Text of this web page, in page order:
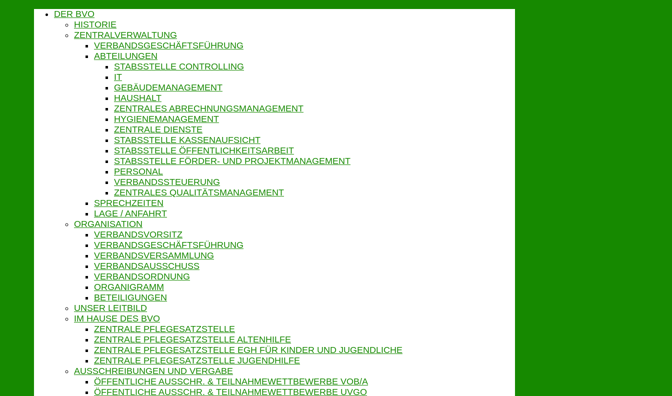
DER BVO
HISTORIE
ZENTRALVERWALTUNG
VERBANDSGESCHÄFTSFÜHRUNG
ABTEILUNGEN
STABSSTELLE CONTROLLING
IT
GEBÄUDEMANAGEMENT
HAUSHALT
ZENTRALES ABRECHNUNGSMANAGEMENT
HYGIENEMANAGEMENT
ZENTRALE DIENSTE
STABSSTELLE KASSENAUFSICHT
STABSSTELLE ÖFFENTLICHKEITSARBEIT
STABSSTELLE FÖRDER- UND PROJEKTMANAGEMENT
PERSONAL
VERBANDSSTEUERUNG
ZENTRALES QUALITÄTSMANAGEMENT
SPRECHZEITEN
LAGE / ANFAHRT
ORGANISATION
VERBANDSVORSITZ
VERBANDSGESCHÄFTSFÜHRUNG
VERBANDSVERSAMMLUNG
VERBANDSAUSSCHUSS
VERBANDSORDNUNG
ORGANIGRAMM
BETEILIGUNGEN
UNSER LEITBILD
IM HAUSE DES BVO
ZENTRALE PFLEGESATZSTELLE
ZENTRALE PFLEGESATZSTELLE ALTENHILFE
ZENTRALE PFLEGESATZSTELLE EGH FÜR KINDER UND JUGENDLICHE
ZENTRALE PFLEGESATZSTELLE JUGENDHILFE
AUSSCHREIBUNGEN UND VERGABE
ÖFFENTLICHE AUSSCHR. & TEILNAHMEWETTBEWERBE VOB/A
ÖFFENTLICHE AUSSCHR. & TEILNAHMEWETTBEWERBE UVGO